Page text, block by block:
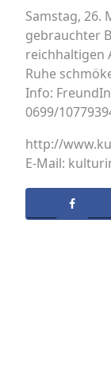
Samstag, 26.
gebrauchter
reichhaltigen
Ruhe
Info:
0699/
http://
E-Mail: